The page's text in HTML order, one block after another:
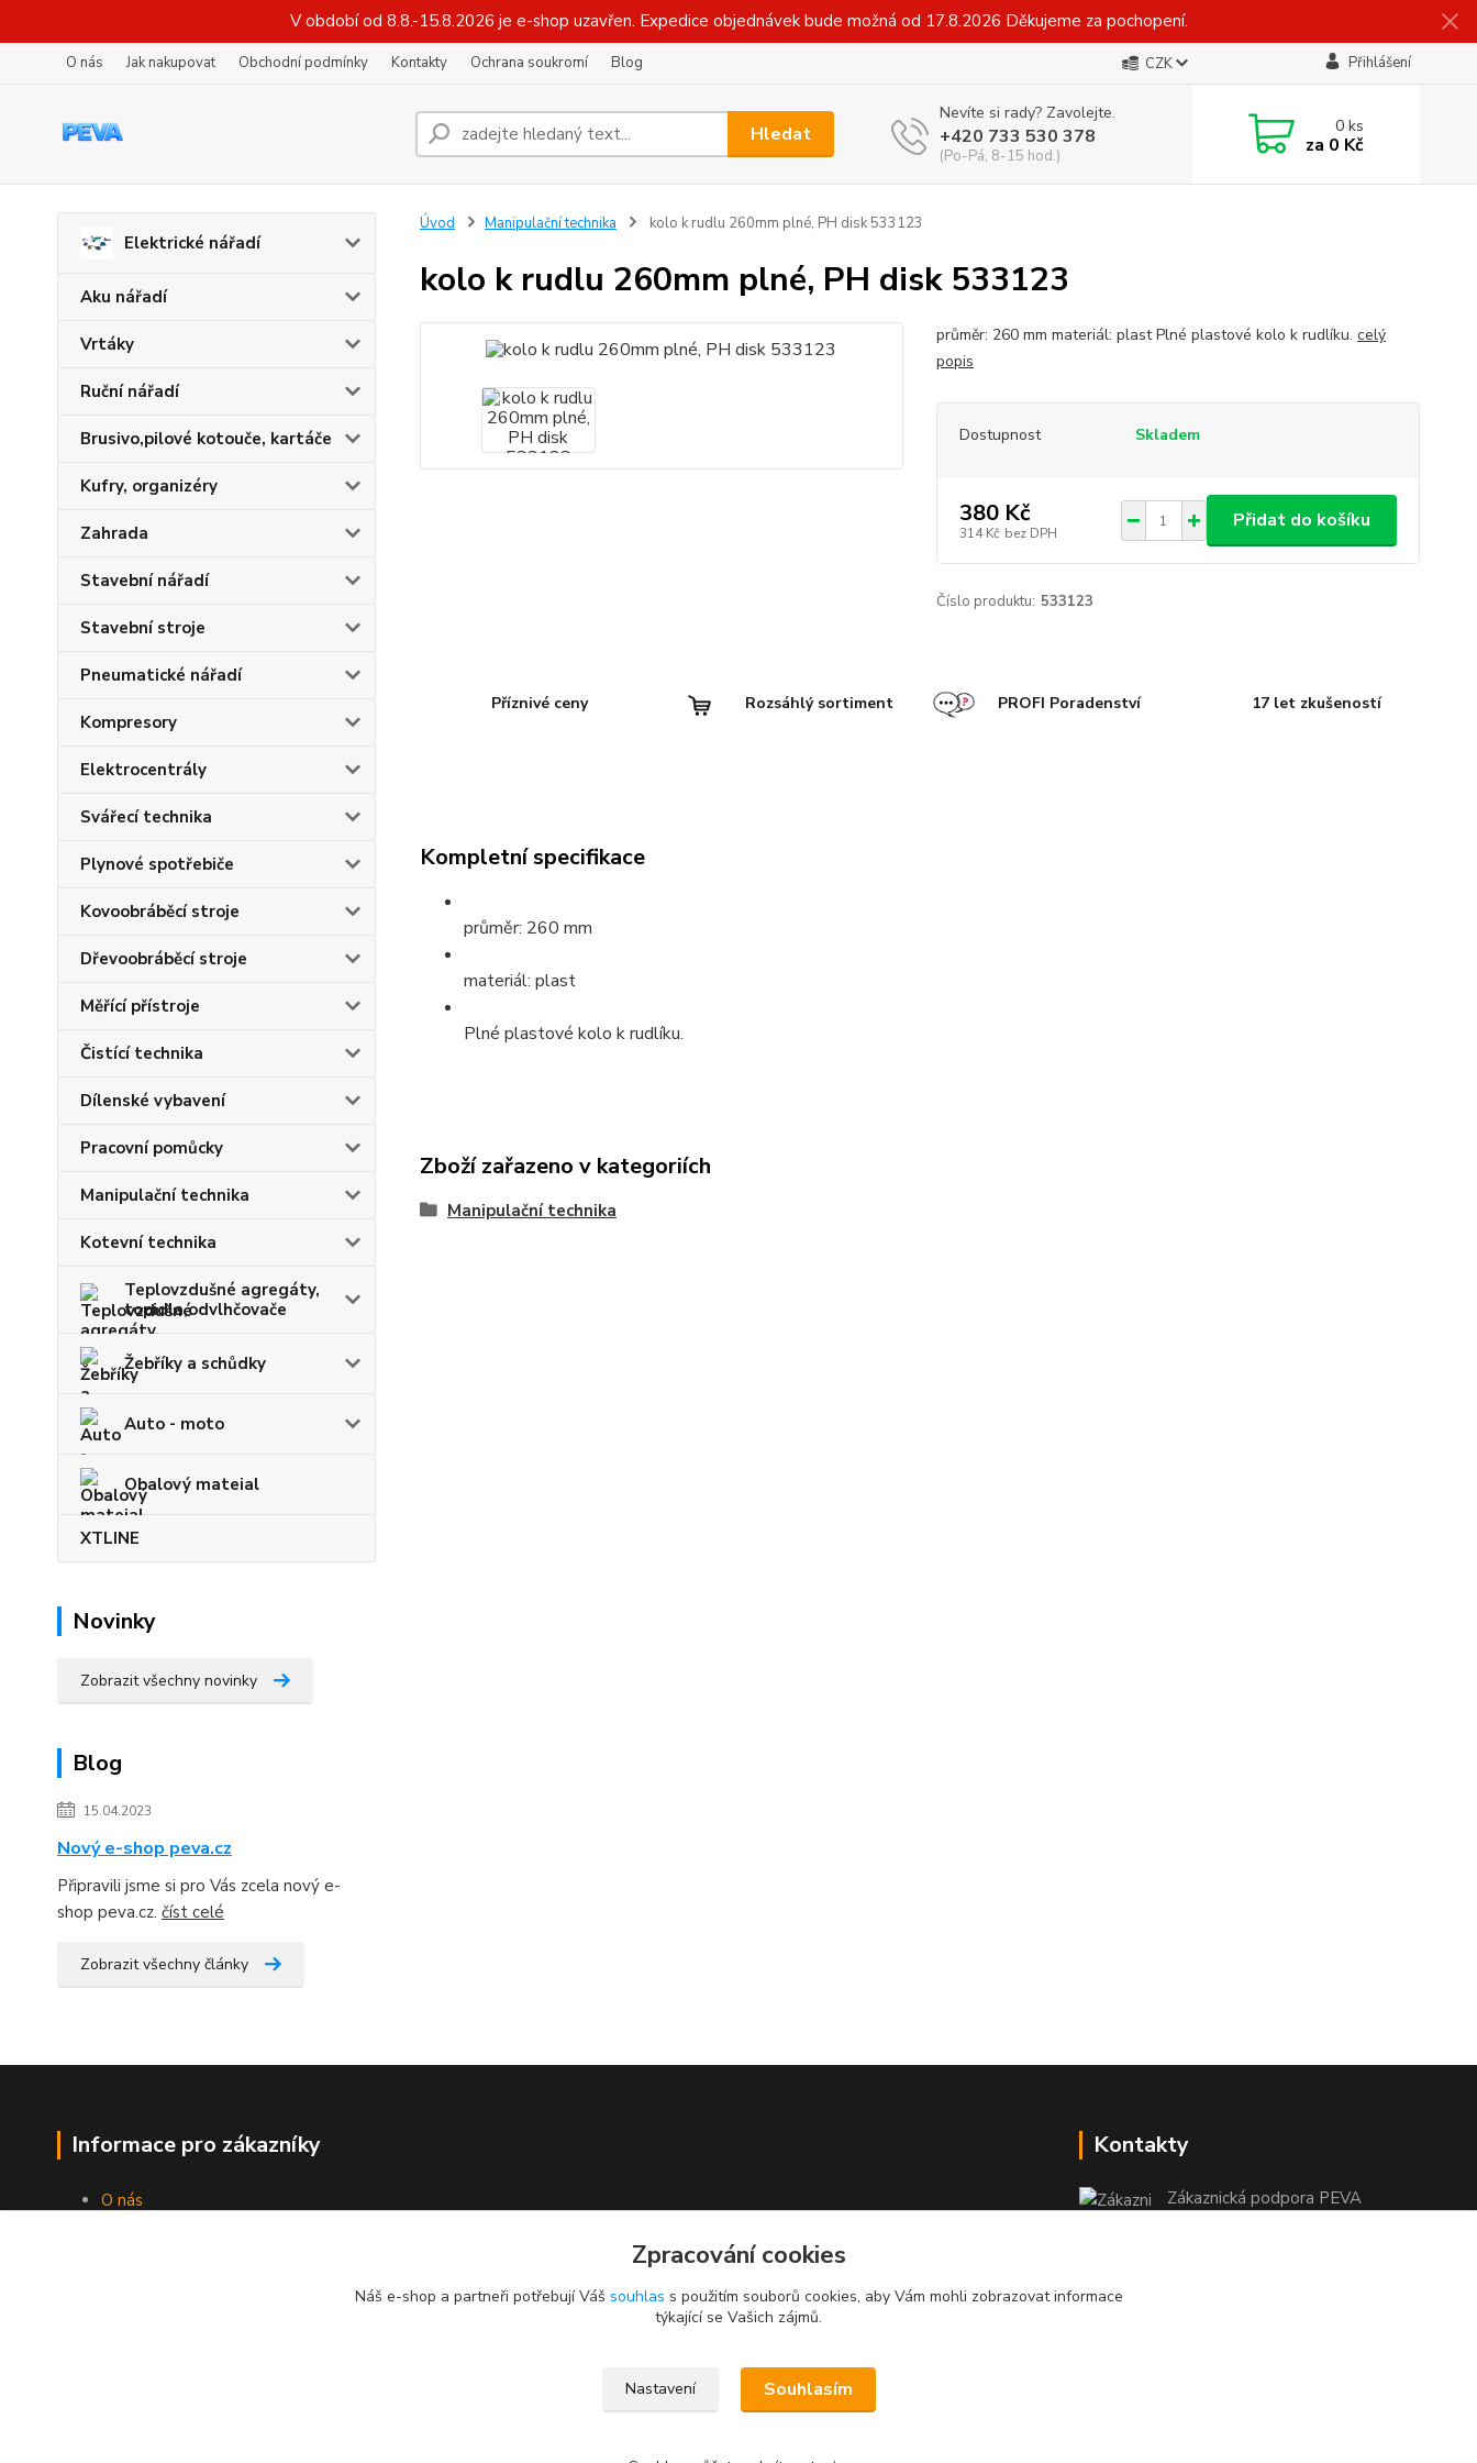
V období od 8.8.-15.8.2026 je e-shop uzavřen. Expedice objednávek bude možná od 17.8.2026 Děkujeme za pochopení.
O nás Jak nakupovat Obchodní podmínky Kontakty Ochrana soukromí Blog CZK Přihlášení
Hledat
Nevíte si rady? Zavolejte.
+420 733 530 378
(Po-Pá, 8-15 hod.)
0ks
za 0 Kč
Elektrické nářadí
Aku nářadí
Vrtáky
Ruční nářadí
Brusivo,pilové kotouče, kartáče
Kufry, organizéry
Zahrada
Stavební nářadí
Stavební stroje
Pneumatické nářadí
Kompresory
Elektrocentrály
Svářecí technika
Plynové spotřebiče
Kovoobráběcí stroje
Dřevoobráběcí stroje
Měřící přístroje
Čistící technika
Dílenské vybavení
Pracovní pomůcky
Manipulační technika
Kotevní technika
Teplovzdušné agregáty,
topidla,odvlhčovače
Žebříky a schůdky
Auto - moto
Obalový mateial
XTLINE
Novinky
Zobrazit všechny novinky
Blog
15.04.2023
Nový e-shop peva.cz
Připravili jsme si pro Vás zcela nový e-
shop peva.cz. číst celé
Zobrazit všechny články
Úvod Manipulační technika kolo k rudlu 260mm plné, PH disk 533123
kolo k rudlu 260mm plné, PH disk 533123
průměr: 260 mm materiál: plast Plné plastové kolo k rudlíku. celý
popis
Dostupnost Skladem
380 Kč
314 Kč bez DPH
Přidat do košíku
Číslo produktu: 533123
Příznivé ceny Rozsáhlý sortiment PROFI Poradenství 17 let zkušeností
Kompletní specifikace
průměr: 260 mm
materiál: plast
Plné plastové kolo k rudlíku.
Zboží zařazeno v kategoriích
Manipulační technika
Informace pro zákazníky
O nás
Kontakty
Zákaznická podpora PEVA
objednavka@peva.cz
Zpracování cookies
Náš e-shop a partneři potřebují Váš souhlas s použitím souborů cookies, aby Vám mohli zobrazovat informace
týkající se Vašich zájmů.
Nastavení Souhlasím